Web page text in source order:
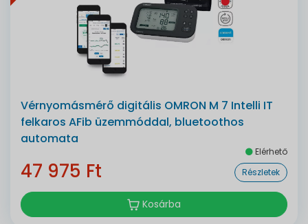
Vérnyomásmérő digitális OMRON M 7 Intelli IT
felkaros AFib üzemmóddal, bluetoothos
automata
Elérhető
47 975 Ft Részletek
Kosárba